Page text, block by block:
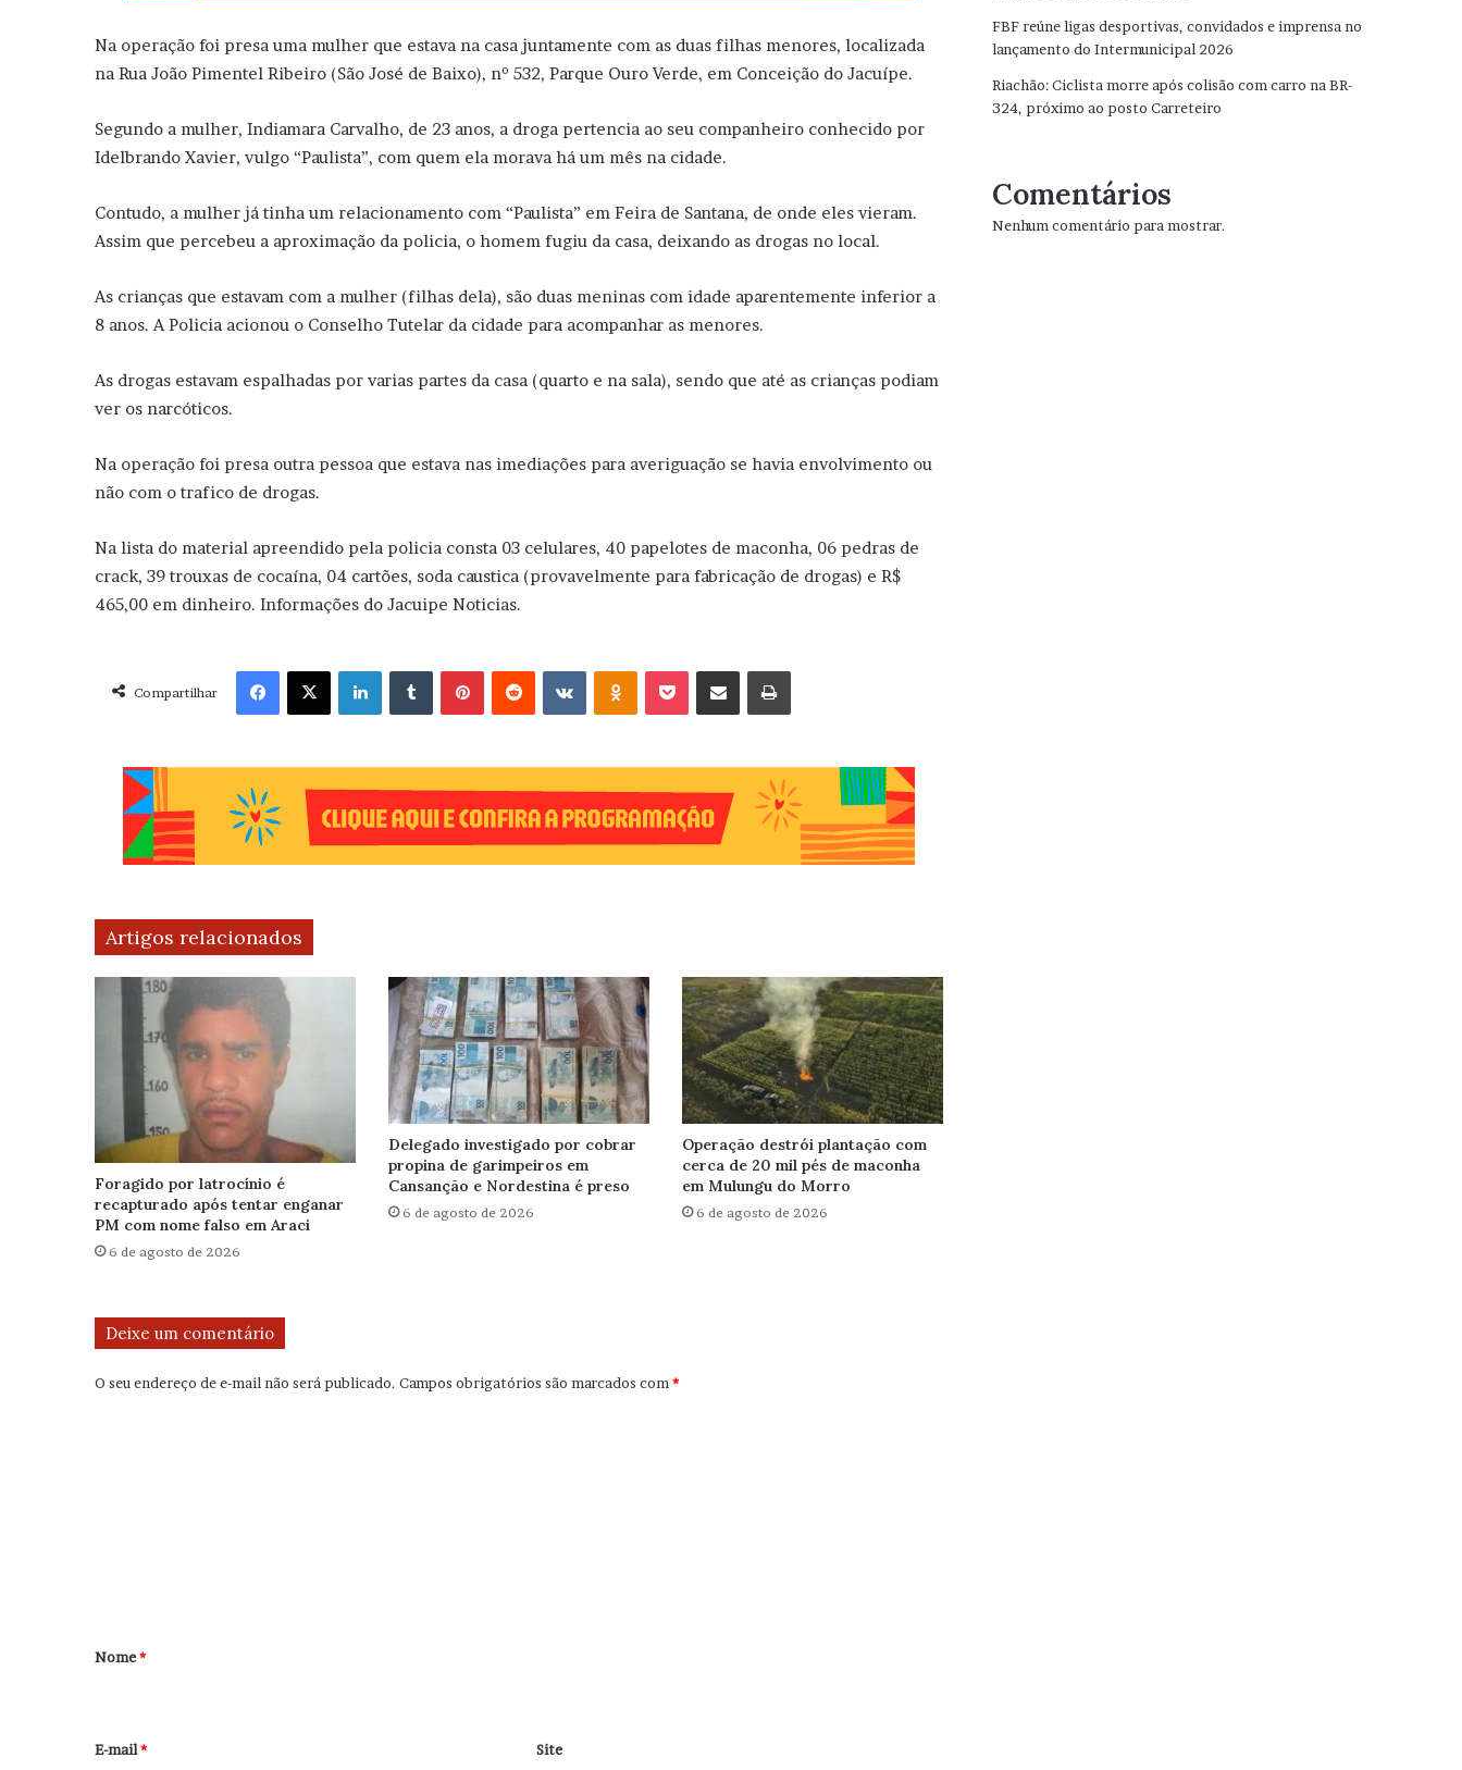
Na operação foi presa uma mulher que estava na casa juntamente com as duas filhas menores, localizada
na Rua João Pimentel Ribeiro (São José de Baixo), nº 532, Parque Ouro Verde, em Conceição do Jacuípe.
Segundo a mulher, Indiamara Carvalho, de 23 anos, a droga pertencia ao seu companheiro conhecido por
Idelbrando Xavier, vulgo “Paulista”, com quem ela morava há um mês na cidade.
Contudo, a mulher já tinha um relacionamento com “Paulista” em Feira de Santana, de onde eles vieram.
Assim que percebeu a aproximação da policia, o homem fugiu da casa, deixando as drogas no local.
As crianças que estavam com a mulher (filhas dela), são duas meninas com idade aparentemente inferior a
8 anos. A Policia acionou o Conselho Tutelar da cidade para acompanhar as menores.
As drogas estavam espalhadas por varias partes da casa (quarto e na sala), sendo que até as crianças podiam
ver os narcóticos.
Na operação foi presa outra pessoa que estava nas imediações para averiguação se havia envolvimento ou
não com o trafico de drogas.
Na lista do material apreendido pela policia consta 03 celulares, 40 papelotes de maconha, 06 pedras de
crack, 39 trouxas de cocaína, 04 cartões, soda caustica (provavelmente para fabricação de drogas) e R$
465,00 em dinheiro. Informações do Jacuipe Noticias.
Compartilhar
Facebook X Linkedin VK OK
Artigos relacionados
Foragido por latrocínio é
recapturado após tentar enganar
PM com nome falso em Araci
6 de agosto de 2026
Delegado investigado por cobrar
propina de garimpeiros em
Cansanção e Nordestina é preso
6 de agosto de 2026
Operação destrói plantação com
cerca de 20 mil pés de maconha
em Mulungu do Morro
6 de agosto de 2026
Deixe um comentário
O seu endereço de e-mail não será publicado. Campos obrigatórios são marcados com *
r
*
Nome*
E-mail* Site
FBF reúne ligas desportivas, convidados e imprensa no
lançamento do Intermunicipal 2026
Riachão: Ciclista morre após colisão com carro na BR-
324, próximo ao posto Carreteiro
Comentários
Nenhum comentário para mostrar.